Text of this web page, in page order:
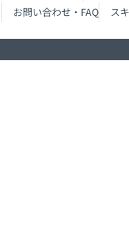
お問い合わせ・FAQ ス